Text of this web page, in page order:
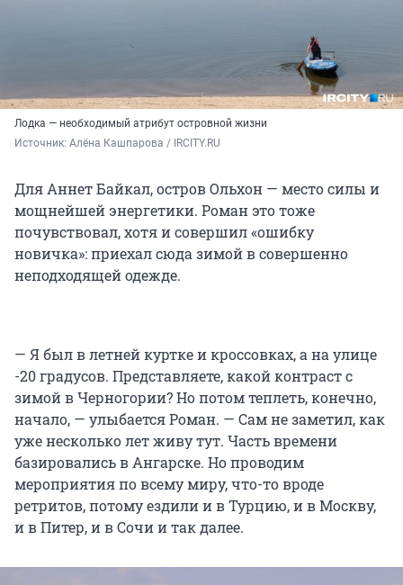
Лодка — необходимый атрибут островной жизни
Источник: Алёна Кашпарова / IRCITY.RU
Для Аннет Байкал, остров Ольхон — место силы и
мощнейшей энергетики. Роман это тоже
почувствовал, хотя и совершил «ошибку
новичка»: приехал сюда зимой в совершенно
неподходящей одежде.
— Я был в летней куртке и кроссовках, а на улице
-20 градусов. Представляете, какой контраст с
зимой в Черногории? Но потом теплеть, конечно,
начало, — улыбается Роман. — Сам не заметил, как
уже несколько лет живу тут. Часть времени
базировались в Ангарске. Но проводим
мероприятия по всему миру, что-то вроде
ретритов, потому ездили и в Турцию, и в Москву,
и в Питер, и в Сочи и так далее.